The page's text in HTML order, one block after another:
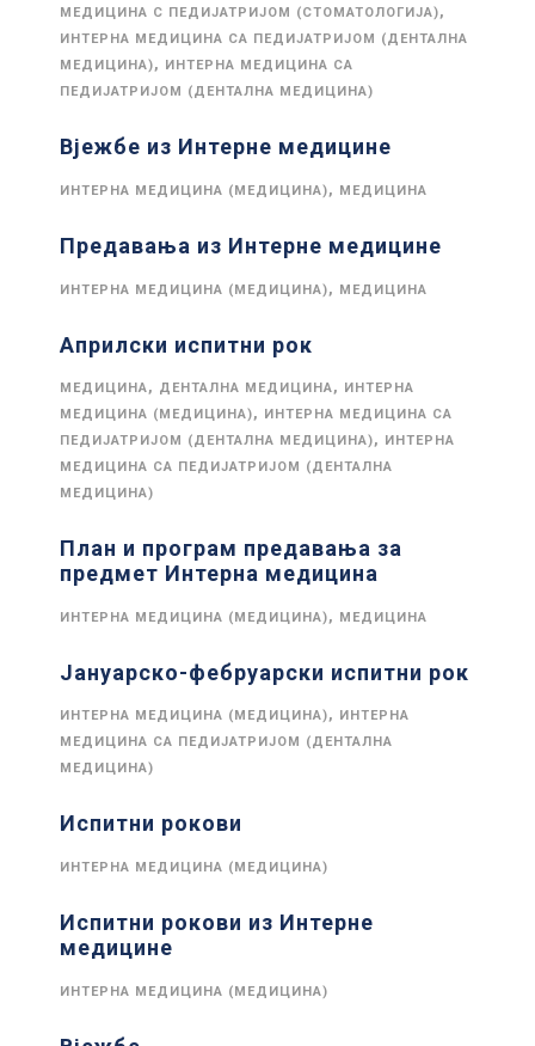
МЕДИЦИНА С ПЕДИЈАТРИЈОМ (СТОМАТОЛОГИЈА),
ИНТЕРНА МЕДИЦИНА СА ПЕДИЈАТРИЈОМ (ДЕНТАЛНА
МЕДИЦИНА), ИНТЕРНА МЕДИЦИНА СА
ПЕДИЈАТРИЈОМ (ДЕНТАЛНА МЕДИЦИНА)
Вјежбе из Интерне медицине
ИНТЕРНА МЕДИЦИНА (МЕДИЦИНА), МЕДИЦИНА
Предавања из Интерне медицине
ИНТЕРНА МЕДИЦИНА (МЕДИЦИНА), МЕДИЦИНА
Априлски испитни рок
МЕДИЦИНА, ДЕНТАЛНА МЕДИЦИНА, ИНТЕРНА
МЕДИЦИНА (МЕДИЦИНА), ИНТЕРНА МЕДИЦИНА СА
ПЕДИЈАТРИЈОМ (ДЕНТАЛНА МЕДИЦИНА), ИНТЕРНА
МЕДИЦИНА СА ПЕДИЈАТРИЈОМ (ДЕНТАЛНА
МЕДИЦИНА)
План и програм предавања за
предмет Интерна медицина
ИНТЕРНА МЕДИЦИНА (МЕДИЦИНА), МЕДИЦИНА
Јануарско-фебруарски испитни рок
ИНТЕРНА МЕДИЦИНА (МЕДИЦИНА), ИНТЕРНА
МЕДИЦИНА СА ПЕДИЈАТРИЈОМ (ДЕНТАЛНА
МЕДИЦИНА)
Испитни рокови
ИНТЕРНА МЕДИЦИНА (МЕДИЦИНА)
Испитни рокови из Интерне
медицине
ИНТЕРНА МЕДИЦИНА (МЕДИЦИНА)